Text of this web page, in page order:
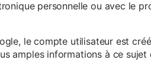
personnelle ou avec le
le compte utilisateur est
amples informations à ce